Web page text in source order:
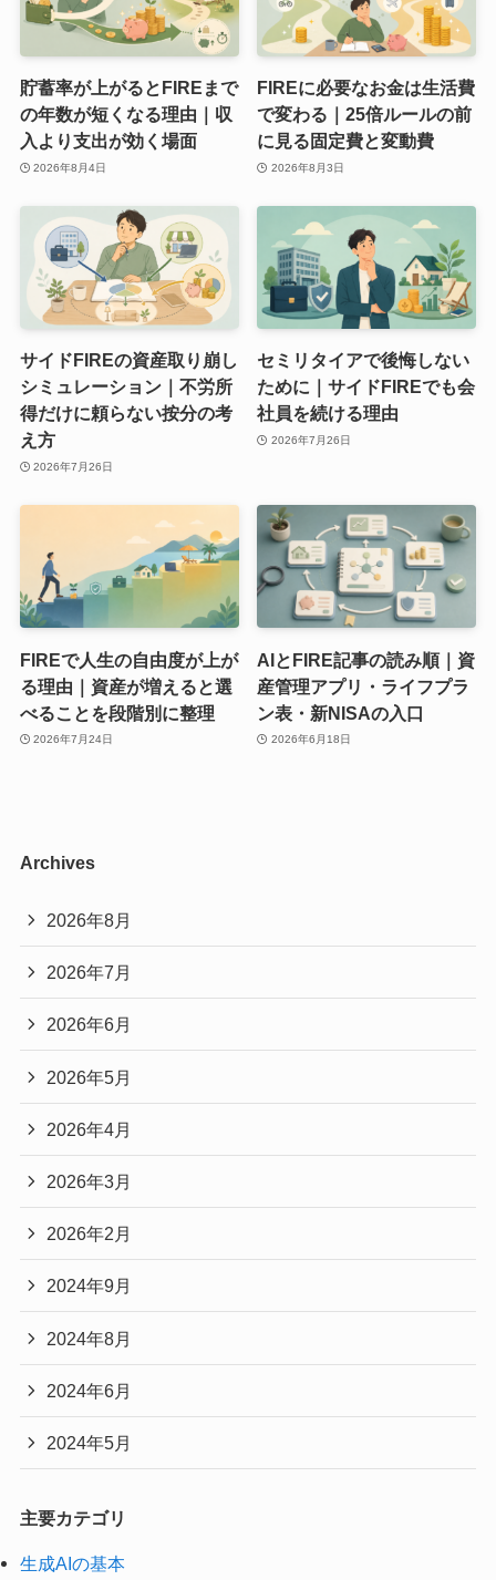
貯蓄率が上がるとFIREまで
の年数が短くなる理由｜収
入より支出が効く場面
2026年8月4日
FIREに必要なお金は生活費
で変わる｜25倍ルールの前
に見る固定費と変動費
2026年8月3日
サイドFIREの資産取り崩し
シミュレーション｜不労所
得だけに頼らない按分の考
え方
2026年7月26日
セミリタイアで後悔しない
ために｜サイドFIREでも会
社員を続ける理由
2026年7月26日
FIREで人生の自由度が上が
る理由｜資産が増えると選
べることを段階別に整理
2026年7月24日
AIとFIRE記事の読み順｜資
産管理アプリ・ライフプラ
ン表・新NISAの入口
2026年6月18日
Archives
2026年8月
2026年7月
2026年6月
2026年5月
2026年4月
2026年3月
2026年2月
2024年9月
2024年8月
2024年6月
2024年5月
主要カテゴリ
生成AIの基本